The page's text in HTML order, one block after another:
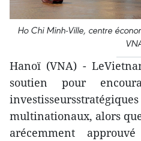
Ho Chi Minh-Ville, centre
Hanoï (VNA) -
soutien pour
multinationaux, alors
arécemment